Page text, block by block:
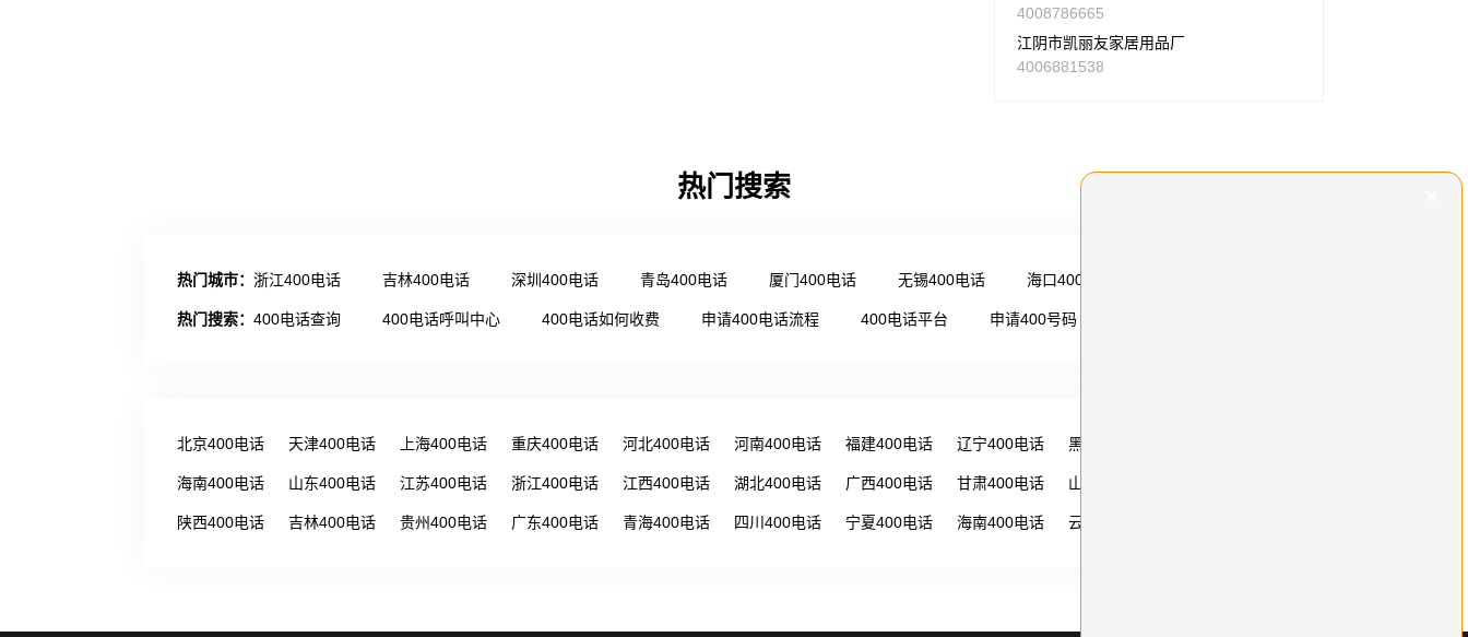
4008786665
江阴市凯丽友家居用品厂
4006881538
热门搜索
热门城市： 浙江400电话 吉林400电话 深圳400电话 青岛400电话 厦门400电话 无锡400电话 海口400电话
热门搜索： 400电话查询 400电话呼叫中心 400电话如何收费 申请400电话流程 400电话平台 申请400号码
北京400电话 天津400电话 上海400电话 重庆400电话 河北400电话 河南400电话 福建400电话 辽宁400电话 黑龙江400电话
海南400电话 山东400电话 江苏400电话 浙江400电话 江西400电话 湖北400电话 广西400电话 甘肃400电话 山西400电话
陕西400电话 吉林400电话 贵州400电话 广东400电话 青海400电话 四川400电话 宁夏400电话 海南400电话 云南400电话